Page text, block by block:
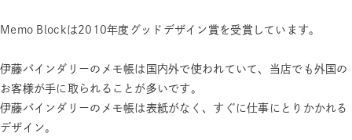
Memo Blockは2010年度グッドデザイン賞を受賞しています。
伊藤バインダリーのメモ帳は国内外で使われていて、当店でも外国の
お客様が手に取られることが多いです。
伊藤バインダリーのメモ帳は表紙がなく、すぐに仕事にとりかかれる
デザイン。